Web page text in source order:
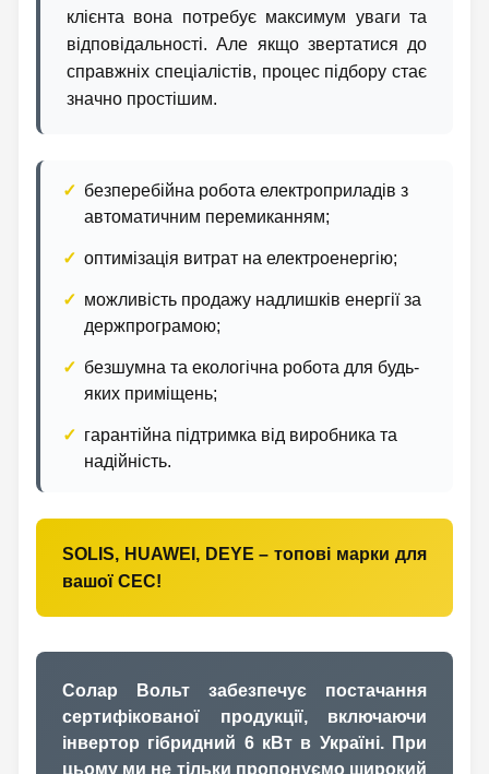
клієнта вона потребує максимум уваги та
відповідальності. Але якщо звертатися до
справжніх спеціалістів, процес підбору стає
значно простішим.
безперебійна робота електроприладів з
автоматичним перемиканням;
оптимізація витрат на електроенергію;
можливість продажу надлишків енергії за
держпрограмою;
безшумна та екологічна робота для будь-
яких приміщень;
гарантійна підтримка від виробника та
надійність.
SOLIS, HUAWEI, DEYE – топові марки для
вашої СЕС!
Солар Вольт забезпечує постачання
сертифікованої продукції, включаючи
інвертор гібридний 6 кВт в Україні. При
цьому ми не тільки пропонуємо широкий